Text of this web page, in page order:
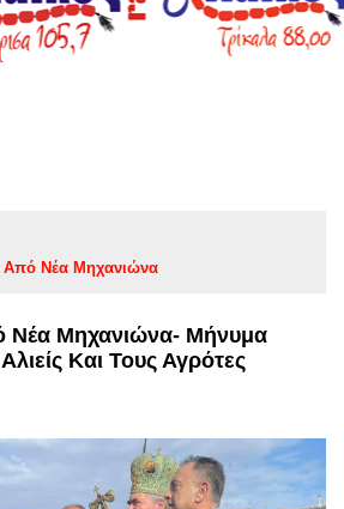
Από Νέα Μηχανιώνα
Νέα Μηχανιώνα- Μήνυμα
Και Τους Αγρότες